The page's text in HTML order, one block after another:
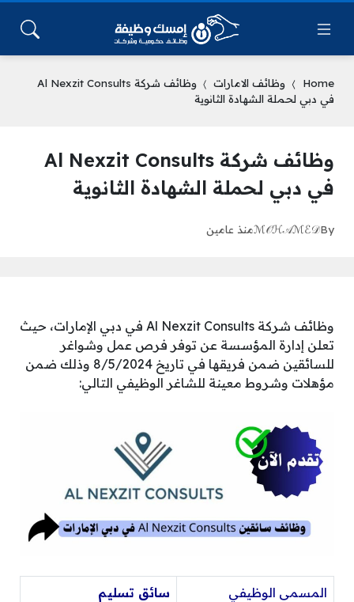
Home وظائف الامارات
وظائف شركة Al Nexzit Consults
في دبي لحملة الشهادة الثانوية
وظائف شركة Al Nexzit Consults
في دبي لحملة الشهادة الثانوية
By
ℳ𝒪ℋ𝒜ℳℰ𝒟منذ عامين
وظائف شركة Al Nexzit Consults في دبي الإمارات، حيث
تعلن إدارة المؤسسة عن توفر فرص عمل وشواغر
للسائقين ضمن فريقها في تاريخ 8/5/2024 وذلك ضمن
مؤهلات وشروط معينة للشاغر الوظيفي التالي:
المسمى الوظيفي
سائق تسليم